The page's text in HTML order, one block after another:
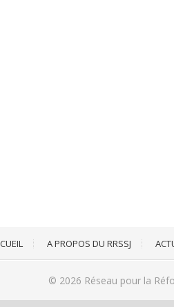
A PROPOS DU RRSSJ
© 2026 Réseau pour la